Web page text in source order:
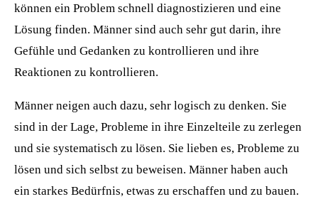
können ein Problem schnell diagnostizieren und eine
Lösung finden. Männer sind auch sehr gut darin, ihre
Gefühle und Gedanken zu kontrollieren und ihre
Reaktionen zu kontrollieren.
Männer neigen auch dazu, sehr logisch zu denken. Sie
sind in der Lage, Probleme in ihre Einzelteile zu zerlegen
und sie systematisch zu lösen. Sie lieben es, Probleme zu
lösen und sich selbst zu beweisen. Männer haben auch
ein starkes Bedürfnis, etwas zu erschaffen und zu bauen.